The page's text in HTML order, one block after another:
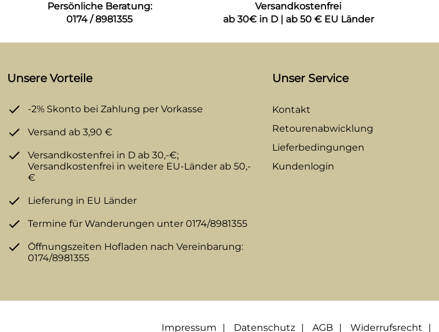
Persönliche Beratung:
0174 / 8981355
Versandkostenfrei
ab 30€ in D | ab 50 € EU Länder
Unsere Vorteile
-2% Skonto bei Zahlung per Vorkasse
Versand ab 3,90 €
Versandkostenfrei in D ab 30,-€;
Versandkostenfrei in weitere EU-Länder ab 50,-
€
Lieferung in EU Länder
Termine für Wanderungen unter 0174/8981355
Öffnungszeiten Hofladen nach Vereinbarung:
0174/8981355
Unser Service
Kontakt
Retourenabwicklung
Lieferbedingungen
Kundenlogin
Impressum Datenschutz AGB Widerrufsrecht